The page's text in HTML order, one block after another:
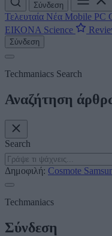
Σύνδεση
Τελευταία Νέα Mobile PC
ΕΙΚΟΝΑ Science
Σύνδεση
Techmaniacs Search
Αναζήτηση
Search
Δημοφιλή: Cosmote
Techmaniacs
Σύνδεση